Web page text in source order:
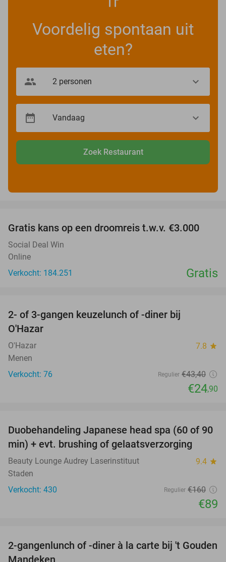
Voordelig spontaan uit
eten?
Zoek Restaurant
Gratis kans op een droomreis t.w.v. €3.000
Social Deal Win
Online
Verkocht: 184.251
Gratis
2- of 3-gangen keuzelunch of -diner bij
O'Hazar
O'Hazar 7.8 star
Menen
Verkocht: 76
Regulier €43,40
€24,90
44%
Duobehandeling Japanese head spa (60 of 90
min) + evt. brushing of gelaatsverzorging
Beauty Lounge Audrey Laserinstituut 9.4 star
Staden
Verkocht: 430
Regulier €160
€89
32%
2-gangenlunch of -diner à la carte bij 't Gouden
Mandeken